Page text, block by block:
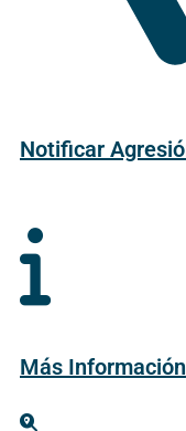
Notificar
Más Información